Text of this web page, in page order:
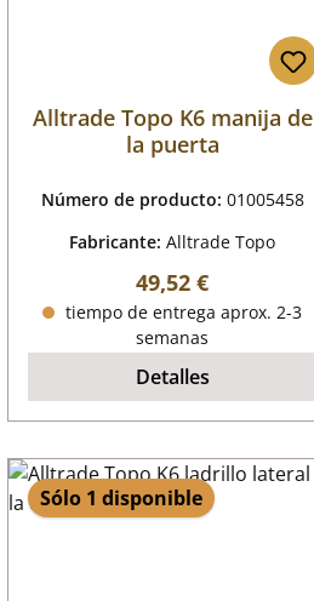
Alltrade Topo K6 manija de
la puerta
Número de producto: 01005458
Fabricante:Alltrade Topo
Precio normal:
49,52 €
tiempo de entrega aprox. 2-3
semanas
Detalles
Sólo 1 disponible